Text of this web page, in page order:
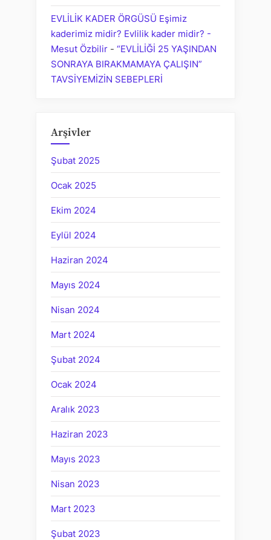
EVLİLİK KADER ÖRGÜSÜ Eşimiz
kaderimiz midir? Evlilik kader midir? -
Mesut Özbilir - “EVLİLİĞİ 25 YAŞINDAN
SONRAYA BIRAKMAMAYA ÇALIŞIN”
TAVSİYEMİZİN SEBEPLERİ
Arşivler
Şubat 2025
Ocak 2025
Ekim 2024
Eylül 2024
Haziran 2024
Mayıs 2024
Nisan 2024
Mart 2024
Şubat 2024
Ocak 2024
Aralık 2023
Haziran 2023
Mayıs 2023
Nisan 2023
Mart 2023
Şubat 2023